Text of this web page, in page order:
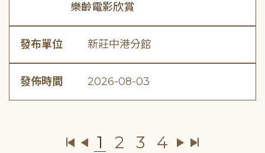
樂齡電影欣賞
發布單位 新莊中港分館
發佈時間 2026-08-03
1 2 3 4